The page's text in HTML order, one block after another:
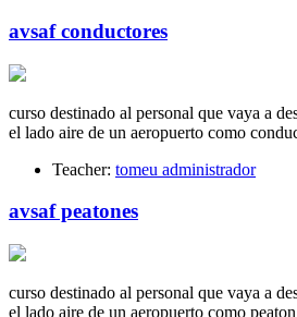
avsaf conductores
curso destinado al personal que vaya a
el lado aire de un aeropuerto como
Teacher: tomeu administrador
avsaf peatones
curso destinado al personal que vaya a
el lado aire de un aeropuerto como peaton